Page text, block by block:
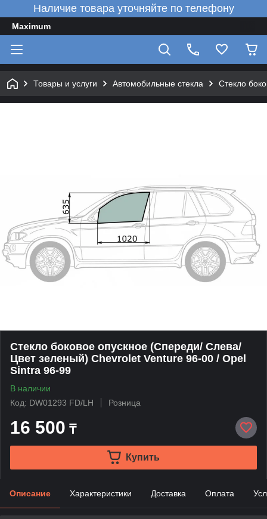
Наличие товара уточняйте по телефону
Maximum
Товары и услуги Автомобильные стекла Стекло
Стекло боковое опускное (Спереди/ Слева/
Цвет зеленый) Chevrolet Venture 96-00 / Opel
Sintra 96-99
В наличии
Код: DW01293 FD/LH
Розница
16 500 ₸
Купить
Описание Характеристики Доставка Оплата